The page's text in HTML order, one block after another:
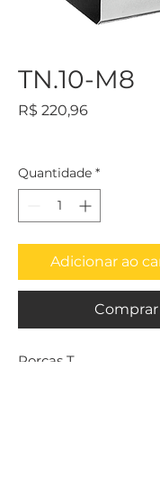
TN.10-M8
R$ 220,96Preço
Quantidade *
Adicionar ao
Comprar
Porcas T